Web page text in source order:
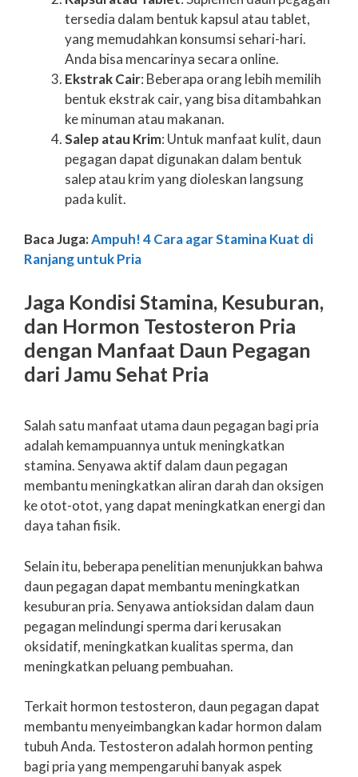
tersedia dalam bentuk kapsul atau tablet,
yang memudahkan konsumsi sehari-hari.
Anda bisa mencarinya secara online.
Ekstrak Cair: Beberapa orang lebih memilih
bentuk ekstrak cair, yang bisa ditambahkan
ke minuman atau makanan.
Salep atau Krim: Untuk manfaat kulit, daun
pegagan dapat digunakan dalam bentuk
salep atau krim yang dioleskan langsung
pada kulit.
Baca Juga:Ampuh! 4 Cara agar Stamina Kuat di
Ranjang untuk Pria
Jaga Kondisi Stamina, Kesuburan,
dan Hormon Testosteron Pria
dengan Manfaat Daun Pegagan
dari Jamu Sehat Pria
Salah satu manfaat utama daun pegagan bagi pria
adalah kemampuannya untuk meningkatkan
stamina. Senyawa aktif dalam daun pegagan
membantu meningkatkan aliran darah dan oksigen
ke otot-otot, yang dapat meningkatkan energi dan
daya tahan fisik.
Selain itu, beberapa penelitian menunjukkan bahwa
daun pegagan dapat membantu meningkatkan
kesuburan pria. Senyawa antioksidan dalam daun
pegagan melindungi sperma dari kerusakan
oksidatif, meningkatkan kualitas sperma, dan
meningkatkan peluang pembuahan.
Terkait hormon testosteron, daun pegagan dapat
membantu menyeimbangkan kadar hormon dalam
tubuh Anda. Testosteron adalah hormon penting
bagi pria yang mempengaruhi banyak aspek